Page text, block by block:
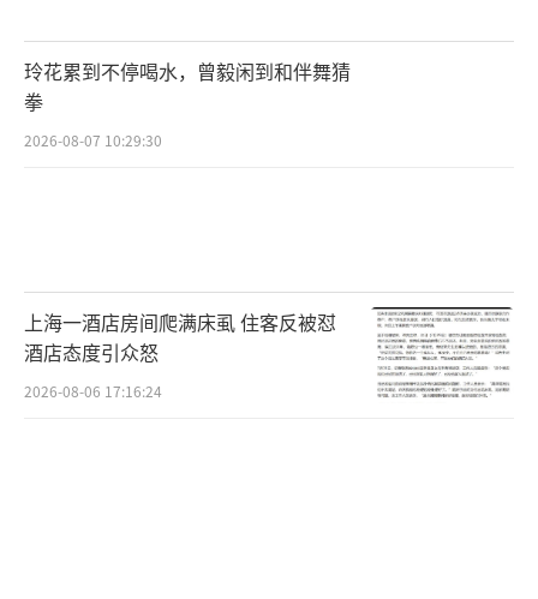
玲花累到不停喝水，曾毅闲到和伴舞猜
拳
2026-08-07 10:29:30
上海一酒店房间爬满床虱 住客反被怼
酒店态度引众怒
2026-08-06 17:16:24